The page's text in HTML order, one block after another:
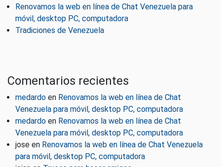
Renovamos la web en línea de Chat Venezuela para
móvil, desktop PC, computadora
Tradiciones de Venezuela
Comentarios recientes
medardo en Renovamos la web en línea de Chat
Venezuela para móvil, desktop PC, computadora
medardo en Renovamos la web en línea de Chat
Venezuela para móvil, desktop PC, computadora
jose en Renovamos la web en línea de Chat Venezuela
para móvil, desktop PC, computadora